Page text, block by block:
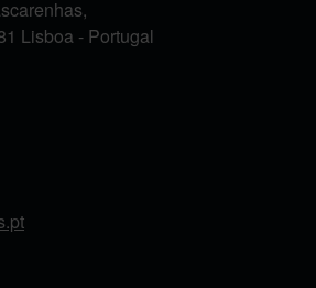
Lisboa - Portugal